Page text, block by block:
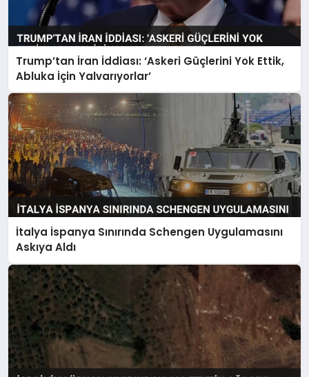
Trump’tan İran İddiası: ‘Askeri Güçlerini Yok Ettik,
Abluka İçin Yalvarıyorlar’
İtalya İspanya Sınırında Schengen Uygulamasını
Askıya Aldı